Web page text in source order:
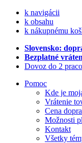
k navigácii
k obsahu
k nákupnému
Slovensko:
Bezplatné
Dovoz do 2
Pomoc
Kde je
Vrátenie
Cena
Možnosti
Kontakt
Všetky